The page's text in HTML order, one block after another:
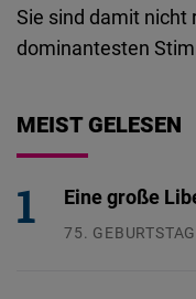
Sie sind damit nicht
dominantesten
MEIST GELESEN
Eine große
75. GEBURTSTAG